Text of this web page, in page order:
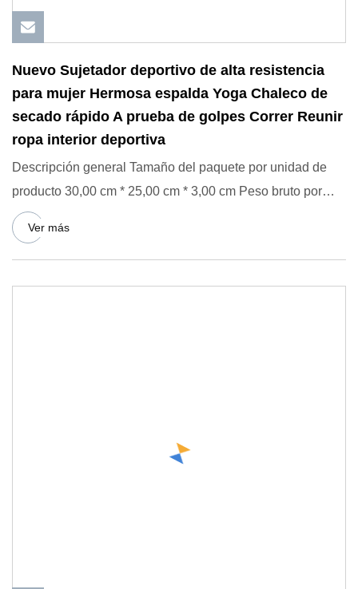
Nuevo Sujetador deportivo de alta resistencia
para mujer Hermosa espalda Yoga Chaleco de
secado rápido A prueba de golpes Correr Reunir
ropa interior deportiva
Descripción general Tamaño del paquete por unidad de
producto 30,00 cm * 25,00 cm * 3,00 cm Peso bruto por
unidad de pro
Ver más